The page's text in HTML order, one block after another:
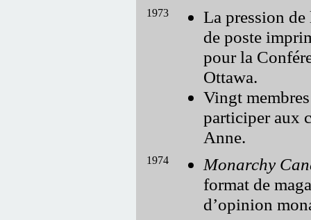
1973
La pression de
de poste
pour la
Ottawa.
Vingt
participer aux
Anne.
1974
Monarchy
format de
d’opinion